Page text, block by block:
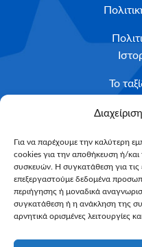
Για να παρέχουμε την καλύτερη
cookies για την αποθήκευση ή/
συσκευών. Η συγκατάθεση για τις
επεξεργαστούμε δεδομένα
περιήγησης ή μοναδικά
συγκατάθεση ή η ανάκληση της
αρνητικά ορισμένες λειτουργίες
Το
Κριτήρια
Email*